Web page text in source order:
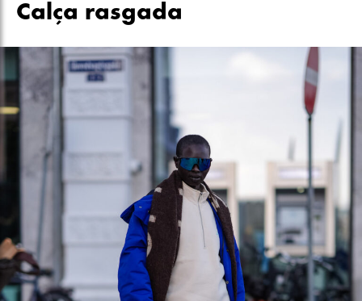
Calça rasgada